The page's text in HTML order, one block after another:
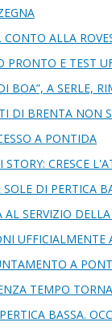
ALLA
PRONTO E TEST
BOA”, A SERLE,
DI BRENTA NON
A PONTIDA
CRESCE
DI PERTICA
AL SERVIZIO
UFFICIALMENTE
A
TEMPO
BASSA.